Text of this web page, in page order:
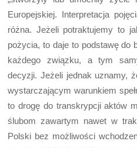
Europejskiej. Interpretacja
różna. Jeżeli potraktujemy to
pożycia, to daje to podstawę do
każdego związku, a tym
decyzji. Jeżeli jednak uznamy,
wystarczającym warunkiem
to drogę do transkrypcji aktów
ślubom zawartym nawet w
Polski bez możliwości